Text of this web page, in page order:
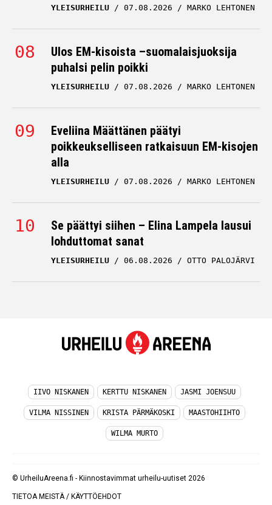
YLEISURHEILU 07.08.2026 MARKO LEHTONEN
Ulos EM-kisoista –suomalaisjuoksija
puhalsi pelin poikki
YLEISURHEILU 07.08.2026 MARKO LEHTONEN
Eveliina Määttänen päätyi
poikkeukselliseen ratkaisuun EM-kisojen
alla
YLEISURHEILU 07.08.2026 MARKO LEHTONEN
Se päättyi siihen – Elina Lampela lausui
lohduttomat sanat
YLEISURHEILU 06.08.2026 OTTO PALOJÄRVI
IIVO NISKANEN KERTTU NISKANEN JASMI JOENSUU
VILMA NISSINEN KRISTA PÄRMÄKOSKI MAASTOHIIHTO
WILMA MURTO
© UrheiluAreena.fi - Kiinnostavimmat urheilu-uutiset 2026
TIETOA MEISTÄ/ KÄYTTÖEHDOT